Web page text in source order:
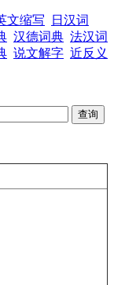
文缩写
日汉词
汉德词典 法汉词
说文解字 近反义